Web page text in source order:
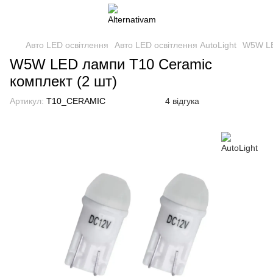
Авто LED освітлення Авто LED освітлення AutoLight W5W
W5W LED лампи T10 Ceramic
комплект (2 шт)
Артикул: T10_CERAMIC 4 відгука